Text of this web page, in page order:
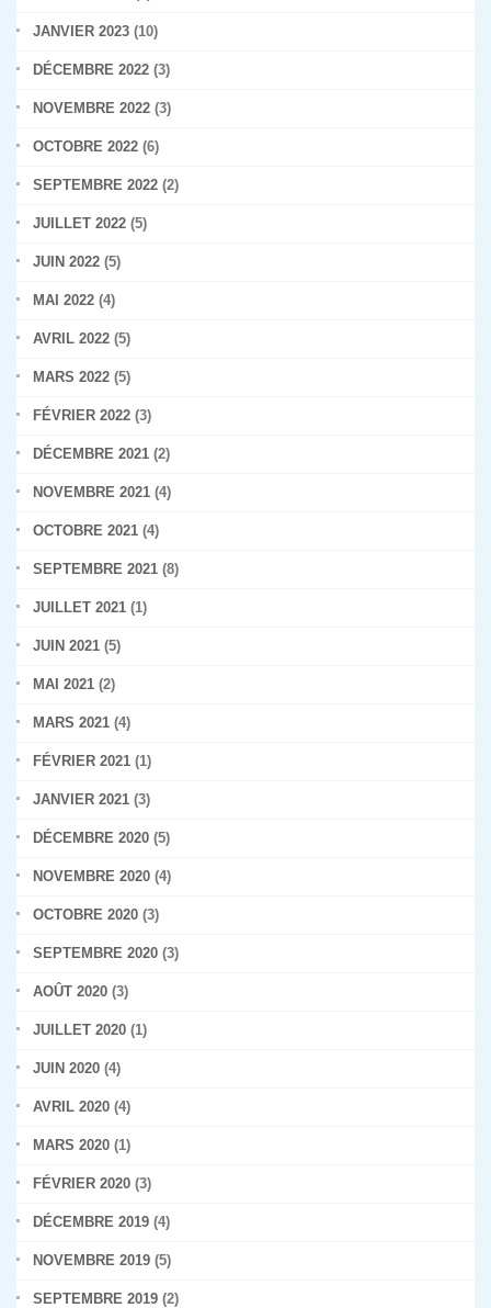
JANVIER 2023 (10)
DÉCEMBRE 2022 (3)
NOVEMBRE 2022 (3)
OCTOBRE 2022 (6)
SEPTEMBRE 2022 (2)
JUILLET 2022 (5)
JUIN 2022 (5)
MAI 2022 (4)
AVRIL 2022 (5)
MARS 2022 (5)
FÉVRIER 2022 (3)
DÉCEMBRE 2021 (2)
NOVEMBRE 2021 (4)
OCTOBRE 2021 (4)
SEPTEMBRE 2021 (8)
JUILLET 2021 (1)
JUIN 2021 (5)
MAI 2021 (2)
MARS 2021 (4)
FÉVRIER 2021 (1)
JANVIER 2021 (3)
DÉCEMBRE 2020 (5)
NOVEMBRE 2020 (4)
OCTOBRE 2020 (3)
SEPTEMBRE 2020 (3)
AOÛT 2020 (3)
JUILLET 2020 (1)
JUIN 2020 (4)
AVRIL 2020 (4)
MARS 2020 (1)
FÉVRIER 2020 (3)
DÉCEMBRE 2019 (4)
NOVEMBRE 2019 (5)
SEPTEMBRE 2019 (2)